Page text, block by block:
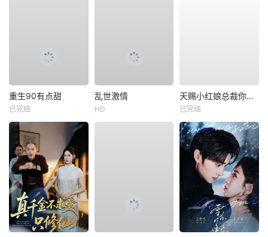
重生90有点甜
已完结
乱世激情
HD
天赐小红娘总裁你找错夫人了
已完结